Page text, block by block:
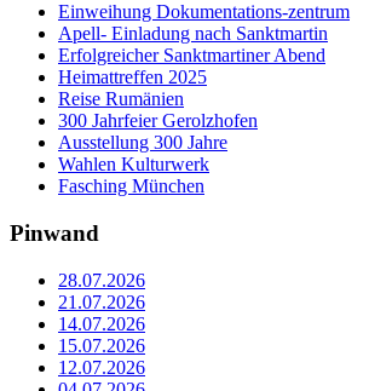
Einweihung Dokumentations-zentrum
Apell- Einladung nach Sanktmartin
Erfolgreicher Sanktmartiner Abend
Heimattreffen 2025
Reise Rumänien
300 Jahrfeier Gerolzhofen
Ausstellung 300 Jahre
Wahlen Kulturwerk
Fasching München
Pinwand
28.07.2026
21.07.2026
14.07.2026
15.07.2026
12.07.2026